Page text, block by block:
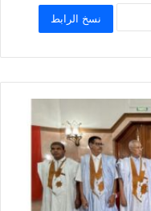
نسخ الرابط